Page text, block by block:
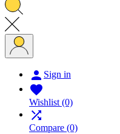
 Sign in

Wishlist (0)

Compare (0)